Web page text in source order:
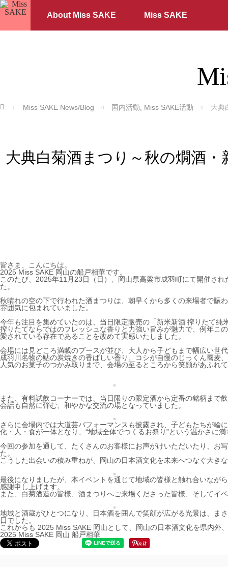
About Miss SAKE Miss SAKE
ホーム Miss SAKE News/Blog 国内活動 Miss SAKE活動 大典
大典白菊酒まつり～秋の燗酒・
皆さま、こんにちは。
2025 Miss SAKE 岡山の船戸相華です。
このたび、2025年11月23日（日）、岡山県高梁市成羽町にて開催さ
た。
秋晴れの空の下で行われた酒まつりは、朝早くから多くの来場者で賑
雰囲気に包まれていました。
今年も注目を集めていたのは、当日限定販売の「新米新酒 搾りたて純
搾りたてならではのフレッシュな香りと力強い旨みが魅力で、例年こ
愛されている存在であることを改めて実感いたしました。
会場には見どころ満載のブースが並び、大人から子どもまで幅広い世
成羽川名物の鮎の炭焼きの香ばしい香り、コシが自慢のじっくん蕎麦
人気のお菓子のつかみ取りまで、会場の至るところから笑顔があふれ
また、有料試飲コーナーでは、当日限りの限定酒から定番の銘柄ま
会話も自然に弾む、和やかな交流の場となっていました。
さらに会場内では大道芸パフォーマンスも披露され、子どもたちが
化・人・食が一体となり、“地域全体でつくるお祭り”という温かさに
今回の参加を通して、たくさんのお客様にお声がけいただいたり、お
た。
こうした出会いの積み重ねが、岡山の日本酒文化を未来へつなぐ大き
最後になりましたが、本イベントを通じて地域の皆様と触れ合いなが
感謝申し上げます。
また、白菊酒造の皆様、酒まつりへご来場くださった皆様、そして
地域と酒蔵がひとつになり、日本酒を囲んで笑顔が広がる光景は、ま
日でした。
これからも 2025 Miss SAKE 岡山として、岡山の日本酒文化を県内
2025 Miss SAKE 岡山 船戸相華